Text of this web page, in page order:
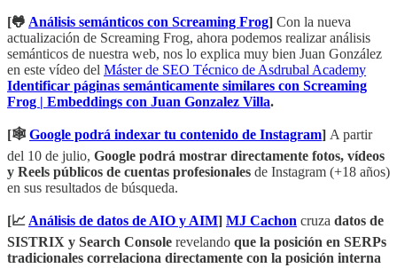
[🐸 Análisis semánticos con Screaming Frog] Con la nueva
actualización de Screaming Frog, ahora podemos realizar análisis
semánticos de nuestra web, nos lo explica muy bien Juan González
en este vídeo del Máster de SEO Técnico de Asdrubal Academy
Identificar páginas semánticamente similares con Screaming
Frog | Embeddings con Juan Gonzalez Villa.
[🕸️ Google podrá indexar tu contenido de Instagram] A partir
del 10 de julio, Google podrá mostrar directamente fotos, vídeos
y Reels públicos de cuentas profesionales de Instagram (+18 años)
en sus resultados de búsqueda.
[📈 Análisis de datos de AIO y AIM] MJ Cachon cruza datos de
SISTRIX y Search Console revelando que la posición en SERPs
tradicionales correlaciona directamente con la posición interna